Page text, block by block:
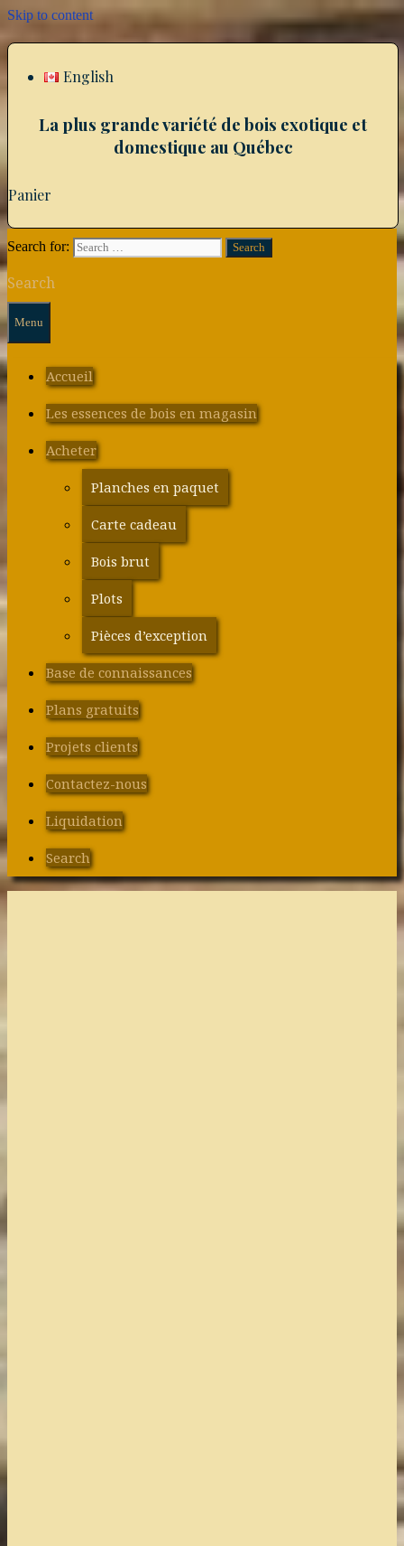
Skip to content
English
La plus grande variété de bois exotique et
domestique au Québec
Panier
Search for:
Search
Menu
Accueil
Les essences de bois en magasin
Acheter
Planches en paquet
Carte cadeau
Bois brut
Plots
Pièces d’exception
Base de connaissances
Plans gratuits
Projets clients
Contactez-nous
Liquidation
Search